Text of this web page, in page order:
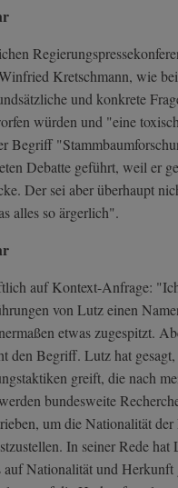
Kretschmann, wie
und konkrete
würden und "eine
Begriff
Debatte geführt, weil er
Der sei aber überhaupt
alles so ärgerlich".
auf Kontext-Anfrage:
von Lutz einen
etwas zugespitzt.
den Begriff. Lutz hat gesagt,
greift, die nach
bundesweite
um die Nationalität
In seiner Rede hat
auf Nationalität und Herkunft